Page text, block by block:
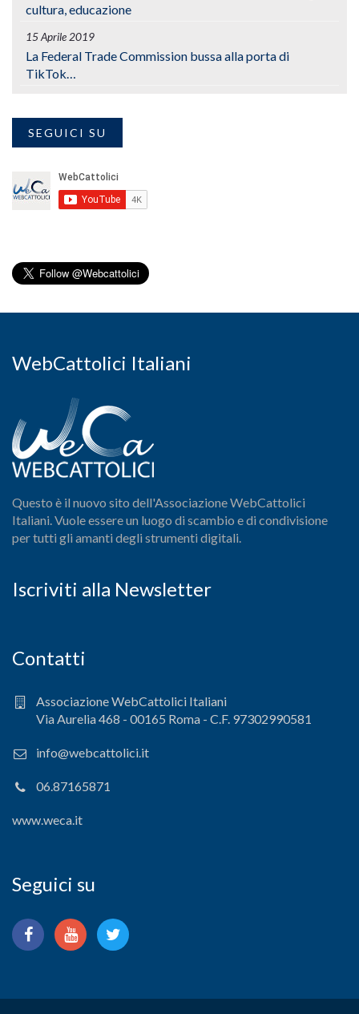
cultura, educazione
15 Aprile 2019
La Federal Trade Commission bussa alla porta di
TikTok…
SEGUICI SU
WebCattolici Italiani
Questo è il nuovo sito dell'Associazione WebCattolici
Italiani. Vuole essere un luogo di scambio e di condivisione
per tutti gli amanti degli strumenti digitali.
Iscriviti alla Newsletter
Contatti
Associazione WebCattolici Italiani
Via Aurelia 468 - 00165 Roma - C.F. 97302990581
info@webcattolici.it
06.87165871
www.weca.it
Seguici su